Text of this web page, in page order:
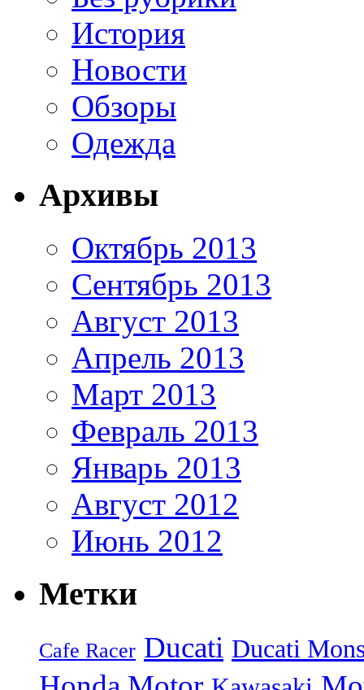
История
Новости
Обзоры
Одежда
Архивы
Октябрь 2013
Сентябрь 2013
Август 2013
Апрель 2013
Март 2013
Февраль 2013
Январь 2013
Август 2012
Июнь 2012
Метки
Cafe Racer Ducati Ducati